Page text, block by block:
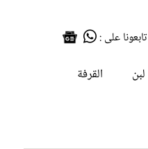
تابعونا على :
لبن
القرفة